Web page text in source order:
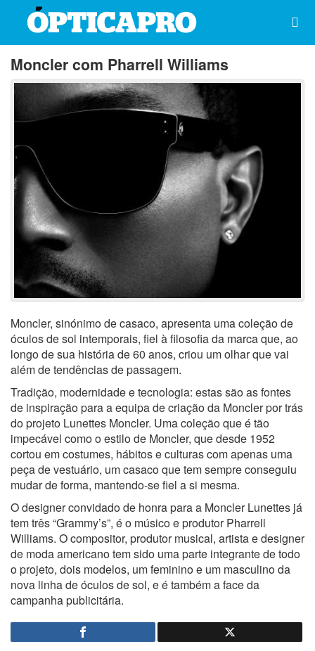
Moncler com Pharrell Williams
Moncler, sinónimo de casaco, apresenta uma coleção de
óculos de sol intemporais, fiel à filosofia da marca que, ao
longo de sua história de 60 anos, criou um olhar que vai
além de tendências de passagem.
Tradição, modernidade e tecnologia: estas são as fontes
de inspiração para a equipa de criação da Moncler por trás
do projeto Lunettes Moncler. Uma coleção que é tão
impecável como o estilo de Moncler, que desde 1952
cortou em costumes, hábitos e culturas com apenas uma
peça de vestuário, um casaco que tem sempre conseguiu
mudar de forma, mantendo-se fiel a si mesma.
O designer convidado de honra para a Moncler Lunettes já
tem três “Grammy’s”, é o músico e produtor Pharrell
Williams. O compositor, produtor musical, artista e designer
de moda americano tem sido uma parte integrante de todo
o projeto, dois modelos, um feminino e um masculino da
nova linha de óculos de sol, e é também a face da
campanha publicitária.